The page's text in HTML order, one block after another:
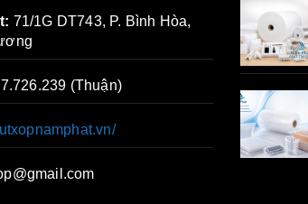
71/1G DT743, P. Bình Hòa,
(Thuận)